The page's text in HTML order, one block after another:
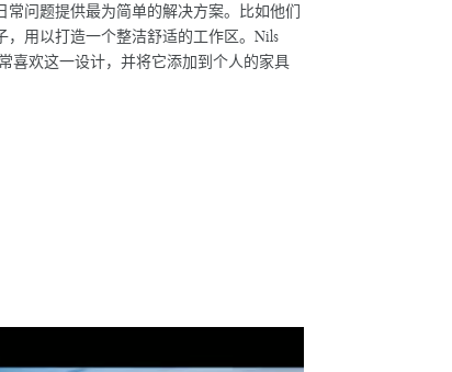
问题提供最为简单的解决方案。比如他们
用以打造一个整洁舒适的工作区。Nils
喜欢这一设计，并将它添加到个人的家具